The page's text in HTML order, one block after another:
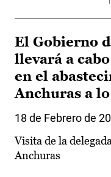
El Gobierno
llevará a
en el
Anchuras a
18 de Febrero de
Visita de la
Anchuras